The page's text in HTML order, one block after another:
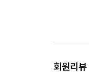
회원리뷰